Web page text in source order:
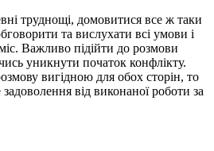
труднощі, домовитися все ж таки
та вислухати всі умови і
Важливо підійти до розмови
уникнути початок конфлікту.
вигідною для обох сторін, то
задоволення від виконаної роботи за